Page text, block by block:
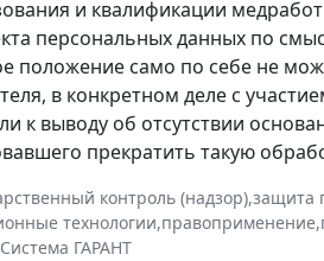
и квалификации
персональных данных по
положение само по себе не
в конкретном деле с
к выводу об отсутствии
прекратить такую
контроль (надзор),защита
технологии,правоприменение,
Система ГАРАНТ